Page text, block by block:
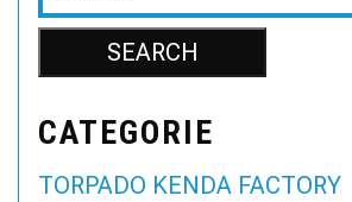
CATEGORIE
TORPADO KENDA FACTORY